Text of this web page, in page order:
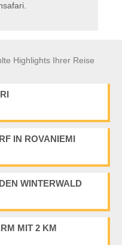
Highlights Ihrer Reise
IN ROVANIEMI
WINTERWALD
MIT 2 KM